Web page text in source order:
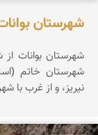
شهرستان
شهرستان بوانات
شهرستان خاتم
نیریز، و از غرب با